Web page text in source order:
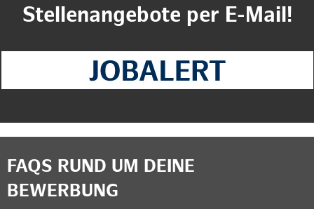
Stellenangebote per E-Mail!
FAQS RUND UM DEINE
BEWERBUNG